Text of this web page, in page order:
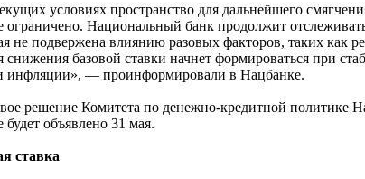
условиях пространство для дальнейшего
ограничено. Национальный банк продолжит
не подвержена влиянию разовых факторов, таких как
снижения базовой ставки начнет формироваться при
инфляции», — проинформировали в Нацбанке.
решение Комитета по денежно-кредитной политике
будет объявлено 31 мая.
ставка